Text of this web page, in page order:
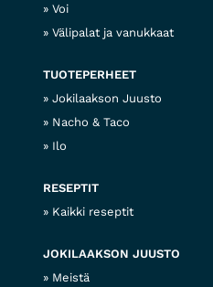
Voi
Välipalat ja vanukkaat
TUOTEPERHEET
Jokilaakson Juusto
Nacho & Taco
Ilo
RESEPTIT
Kaikki reseptit
JOKILAAKSON JUUSTO
Meistä